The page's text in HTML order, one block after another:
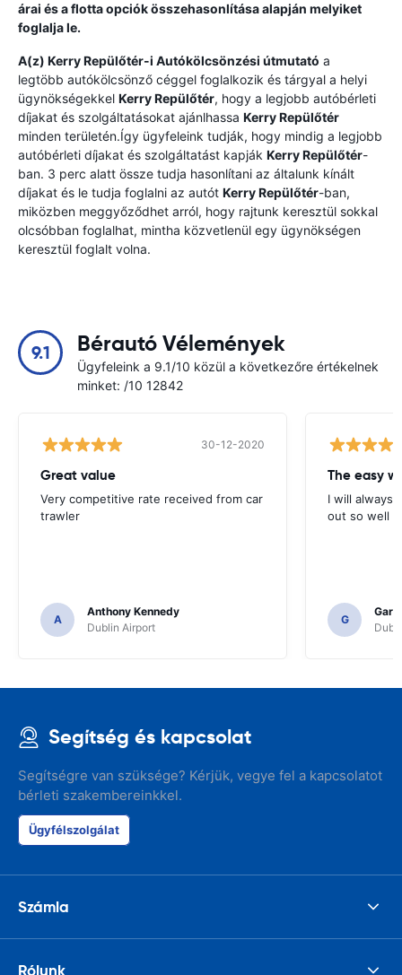
árai és a flotta opciók összehasonlítása alapján melyiket
foglalja le.
A(z) Kerry Repülőtér-i Autókölcsönzési útmutató a
legtöbb autókölcsönző céggel foglalkozik és tárgyal a helyi
ügynökségekkel Kerry Repülőtér, hogy a legjobb autóbérleti
díjakat és szolgáltatásokat ajánlhassa Kerry Repülőtér
minden területén.Így ügyfeleink tudják, hogy mindig a legjobb
autóbérleti díjakat és szolgáltatást kapják Kerry Repülőtér-
ban. 3 perc alatt össze tudja hasonlítani az általunk kínált
díjakat és le tudja foglalni az autót Kerry Repülőtér-ban,
miközben meggyőződhet arról, hogy rajtunk keresztül sokkal
olcsóbban foglalhat, mintha közvetlenül egy ügynökségen
keresztül foglalt volna.
9.1 Bérautó Vélemények
Ügyfeleink a 9.1/10 közül a következőre értékelnek
minket: /10 12842
30-12-2020
Great value
Very competitive rate received from car
trawler
A
Anthony Kennedy
Dublin Airport
I will always
out so well
G
Gary
Segítség és kapcsolat
Segítségre van szüksége? Kérjük, vegye fel a kapcsolatot
bérleti szakembereinkkel.
Ügyfélszolgálat
Számla
Rólunk